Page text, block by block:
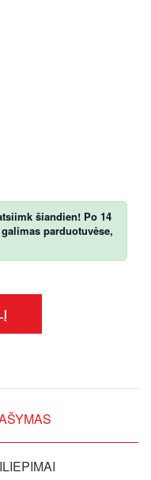
šiandien! Po 14
parduotuvėse,